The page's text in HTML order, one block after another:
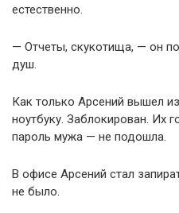
естественно.
— Отчеты, скукотища, — он
душ.
Как только Арсений вышел
ноутбуку. Заблокирован. Их
пароль мужа — не подошла.
В офисе Арсений стал
не было.